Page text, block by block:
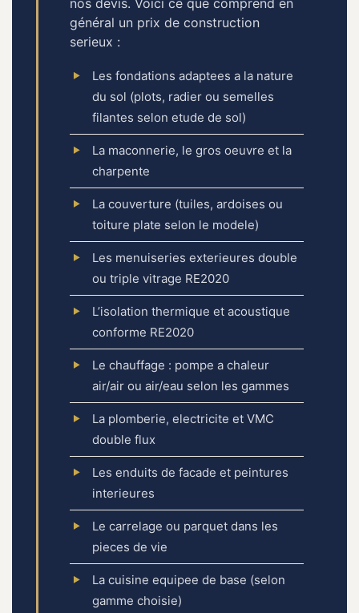
général un prix de construction
serieux :
Les fondations adaptees a la nature
du sol (plots, radier ou semelles
filantes selon etude de sol)
La maconnerie, le gros oeuvre et la
charpente
La couverture (tuiles, ardoises ou
toiture plate selon le modele)
Les menuiseries exterieures double
ou triple vitrage RE2020
L’isolation thermique et acoustique
conforme RE2020
Le chauffage : pompe a chaleur
air/air ou air/eau selon les gammes
La plomberie, electricite et VMC
double flux
Les enduits de facade et peintures
interieures
Le carrelage ou parquet dans les
pieces de vie
La cuisine equipee de base (selon
gamme choisie)